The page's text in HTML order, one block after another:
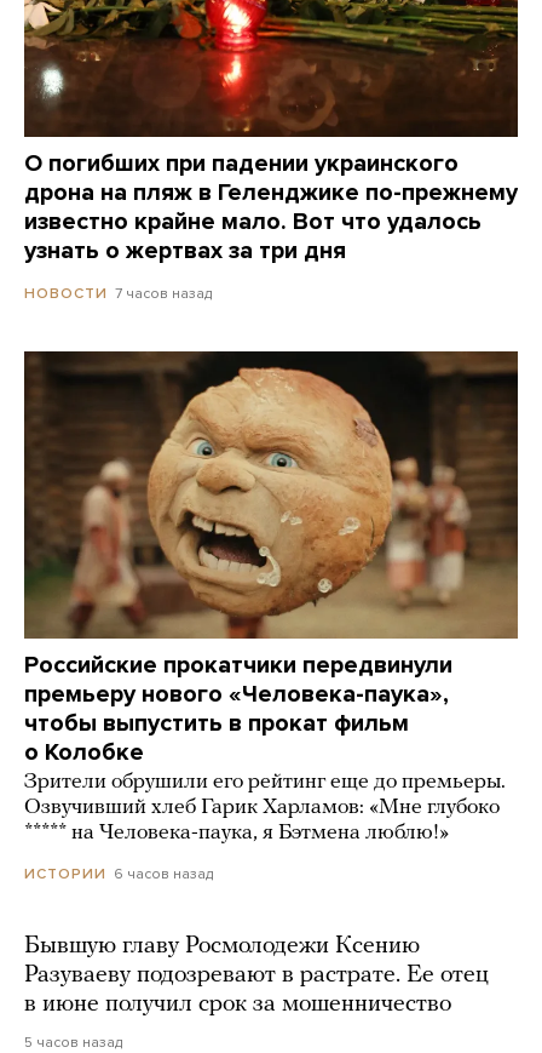
О погибших при падении украинского
дрона на пляж в Геленджике по-прежнему
известно крайне мало. Вот что удалось
узнать о жертвах за три дня
НОВОСТИ 7 часов назад
Российские прокатчики передвинули
премьеру нового «Человека-паука»,
чтобы выпустить в прокат фильм
о Колобке
Зрители обрушили его рейтинг еще до премьеры.
Озвучивший хлеб Гарик Харламов: «Мне глубоко
***** на Человека-паука, я Бэтмена люблю!»
ИСТОРИИ 6 часов назад
Бывшую главу Росмолодежи Ксению
Разуваеву подозревают в растрате. Ее отец
в июне получил срок за мошенничество
5 часов назад